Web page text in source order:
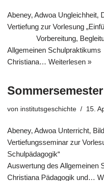
Abeney, Adwoa Ungleichheit,
Vertiefung zur Vorlesung
Vorbereitung,
Allgemeinen
Christiana… Weiterlesen »
von institutsgeschichte 15.
Abeney, Adwoa Unterricht,
Vertiefungsseminar zur
Schulpädagogik“
Auswertung des
Christiana Pädagogik und…